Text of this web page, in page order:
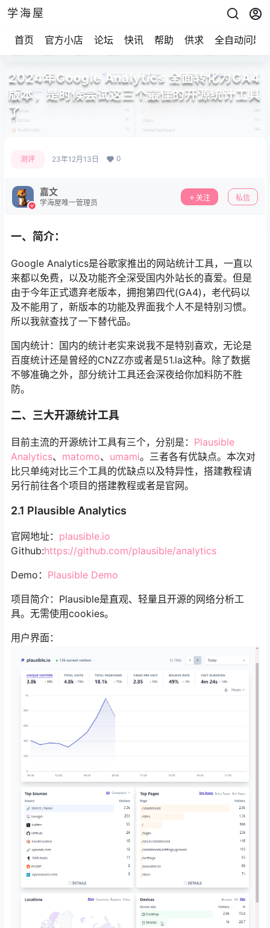
学海屋
首页 官方小店 论坛 快讯 帮助 供求 全自动问题
2024年Google Analytics 全面转化为GA4
版本，是时候尝试这三个最佳的开源统计工具
了
测评 23年12月13日 0
嘉文
学海屋唯一管理员
关注 私信
一、简介：
Google Analytics是谷歌家推出的网站统计工具，一直以
来都以免费，以及功能齐全深受国内外站长的喜爱。但是
由于今年正式遗弃老版本，拥抱第四代(GA4)，老代码以
及不能用了，新版本的功能及界面我个人不是特别习惯。
所以我就查找了一下替代品。
国内统计：国内的统计老实来说我不是特别喜欢，无论是
百度统计还是曾经的CNZZ亦或者是51.la这种。除了数据
不够准确之外，部分统计工具还会深夜给你加料防不胜
防。
二、三大开源统计工具
目前主流的开源统计工具有三个，分别是： Plausible
Analytics、 matomo、 umami。三者各有优缺点。本次对
比只单纯对比三个工具的优缺点以及特异性，搭建教程请
另行前往各个项目的搭建教程或者是官网。
2.1 Plausible Analytics
官网地址： plausible.io
Github:https://github.com/plausible/analytics
Demo： Plausible Demo
项目简介：Plausible是直观、轻量且开源的网络分析工
具。无需使用cookies。
用户界面：